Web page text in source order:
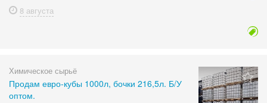
8 августа
Химическое сырьё
Продам евро-кубы 1000л, бочки 216,5л. Б/У
оптом.